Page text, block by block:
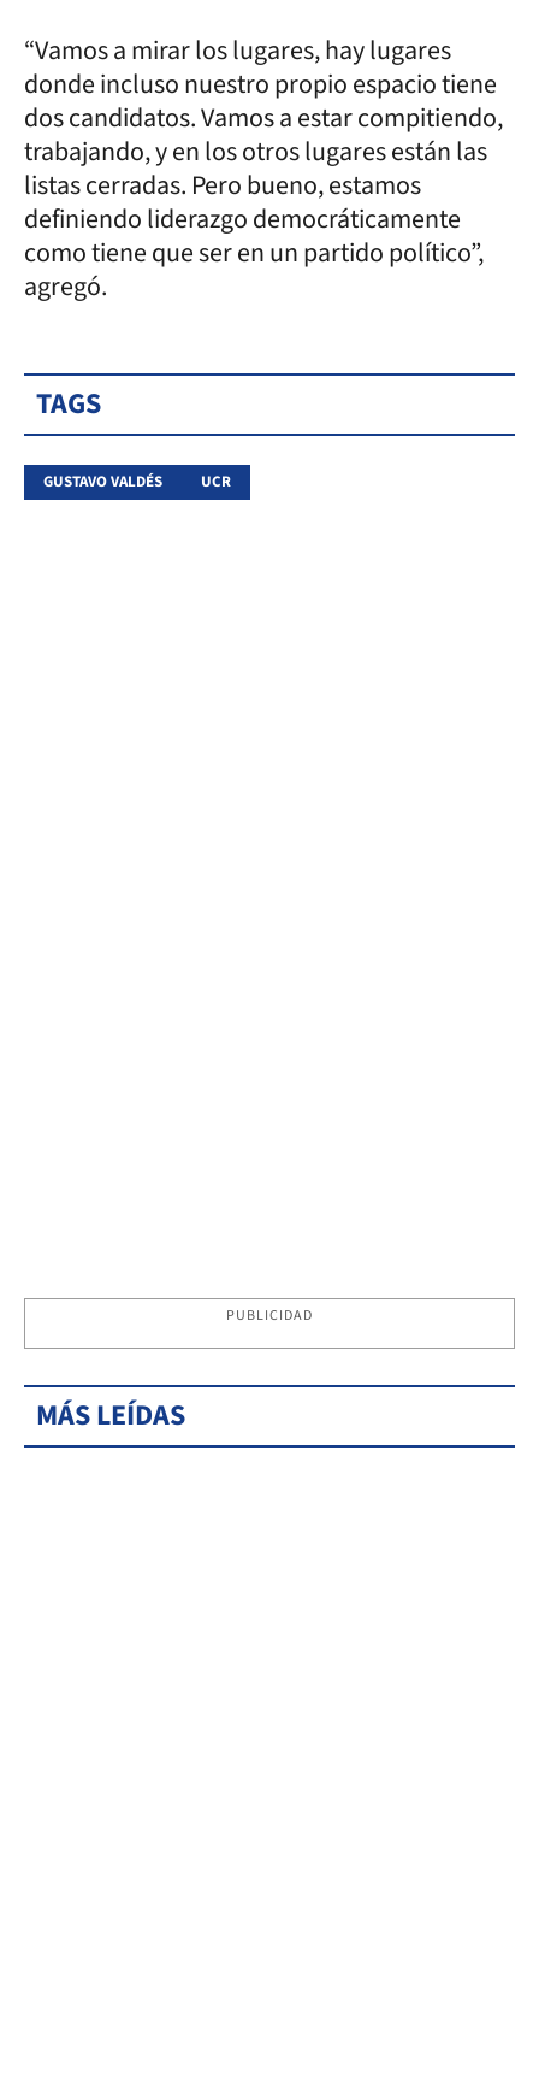
“Vamos a mirar los lugares, hay lugares
donde incluso nuestro propio espacio tiene
dos candidatos. Vamos a estar compitiendo,
trabajando, y en los otros lugares están las
listas cerradas. Pero bueno, estamos
definiendo liderazgo democráticamente
como tiene que ser en un partido político”,
agregó.
TAGS
GUSTAVO VALDÉS UCR
PUBLICIDAD
MÁS LEÍDAS